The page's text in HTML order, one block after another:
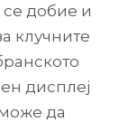
добие и
клучните
дисплеј
може да